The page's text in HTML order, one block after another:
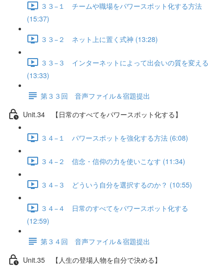
３３−１ チームや職場をパワースポット化する方法
(15:37)
３３−２ ネット上に置く式神 (13:28)
３３−３ インターネットによって出会いの質を変える
(13:33)
第３３回 音声ファイル＆宿題提出
Unit.34 【日常のすべてをパワースポット化する】
３４−１ パワースポットを強化する方法 (6:08)
３４−２ 信念・信仰の力を使いこなす (11:34)
３４−３ どういう自分を選択するのか？ (10:55)
３４−４ 日常のすべてをパワースポット化する
(12:59)
第３４回 音声ファイル＆宿題提出
Unit.35 【人生の登場人物を自分で決める】